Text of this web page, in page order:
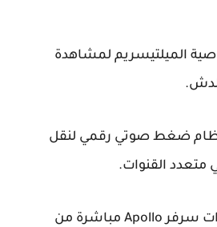
الميلتيسريم لمشاهدة
ضغط صوتي رقمي لنقل
متعدد القنوات.
مشاهدة قنوات سرفر Apollo مباشرة من